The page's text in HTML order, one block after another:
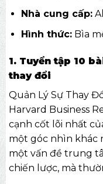
Nhà cung cấp:
Hình thức:Bìa
1. Tuyển tập 10
thay đổi
Quản Lý Sự Thay
Harvard Business
cạnh cốt lõi nhất
một góc nhìn khác
một vấn đề trung
chiến lược, mà